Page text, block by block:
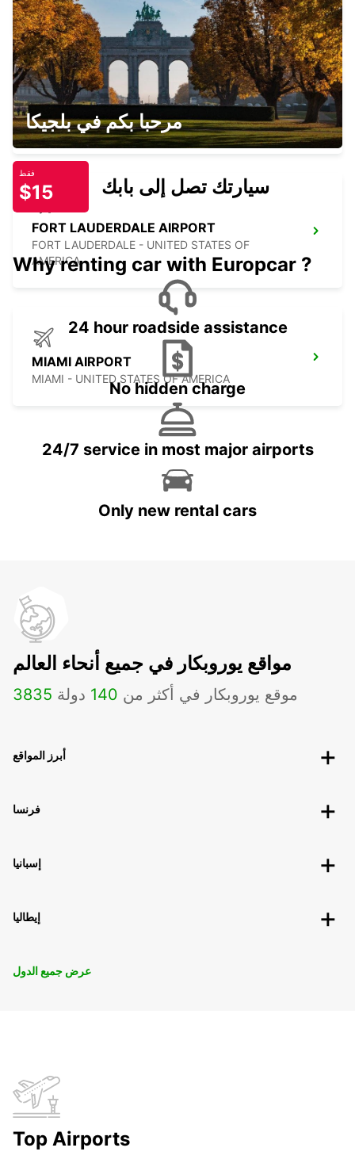
PALM BEACH - UNITED STATES OF AMERICA
TAMPA AIRPORT
TAMPA - UNITED STATES OF AMERICA
FORT LAUDERDALE AIRPORT
FORT LAUDERDALE - UNITED STATES OF
AMERICA
MIAMI AIRPORT
MIAMI - UNITED STATES OF AMERICA
مرحبا بكم في بلجيكا
فقط
$15 سيارتك تصل إلى بابك
Why renting car with Europcar ?
24 hour roadside assistance
No hidden charge
24/7 service in most major airports
Only new rental cars
مواقع يوروبكار في جميع أنحاء العالم
3835 موقع يوروبكار في أكثر من 140 دولة
أبرز المواقع
فرنسا
إسبانيا
إيطاليا
عرض جميع الدول
Top Airports